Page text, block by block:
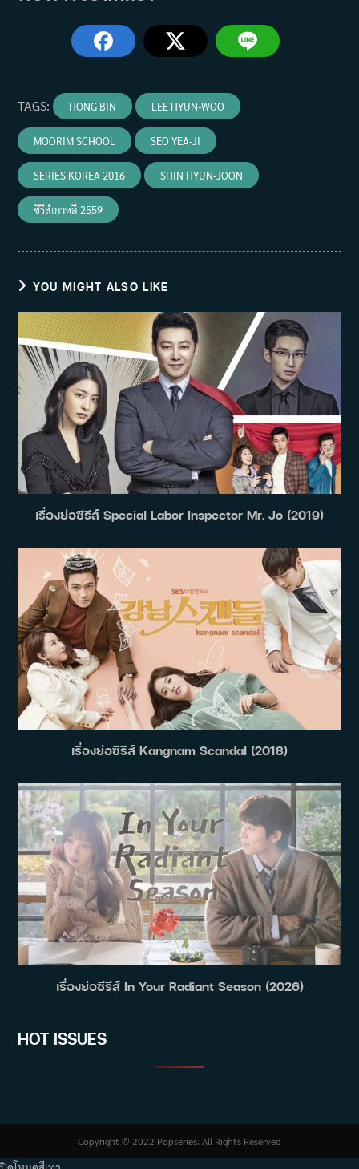
TAGS: HONG BIN LEE HYUN-WOO
MOORIM SCHOOL SEO YEA-JI
SERIES KOREA 2016 SHIN HYUN-JOON
ซีรีส์เกาหลี 2559
YOU MIGHT ALSO LIKE
เรื่องย่อซีรีส์ Special Labor Inspector Mr. Jo (2019)
เรื่องย่อซีรีส์ Kangnam Scandal (2018)
เรื่องย่อซีรีส์ In Your Radiant Season (2026)
HOT ISSUES
Copyright © 2022 Popseries. All Rights Reserved